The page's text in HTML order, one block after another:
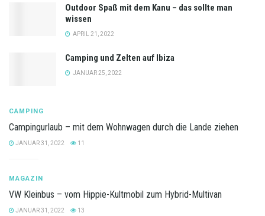
Outdoor Spaß mit dem Kanu – das sollte man
wissen
APRIL 21, 2022
Camping und Zelten auf Ibiza
JANUAR 25, 2022
CAMPING
Campingurlaub – mit dem Wohnwagen durch die Lande ziehen
JANUAR 31, 2022 11
MAGAZIN
VW Kleinbus – vom Hippie-Kultmobil zum Hybrid-Multivan
JANUAR 31, 2022 13